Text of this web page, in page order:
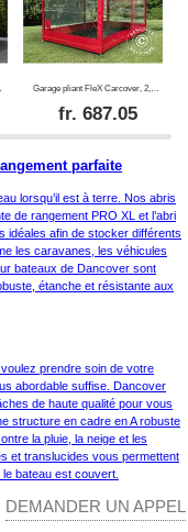
fr. 687.05
parfaite
lorsqu’il est à terre. Nos abris
de rangement PRO XL et l’abri
idéales afin de stocker différents
les caravanes, les véhicules
bateaux de Dancover sont
étanche et résistante aux
prendre soin de votre
abordable suffise. Dancover
de haute qualité pour vous
structure en cadre en A robuste
la pluie, la neige et les
et translucides vous permettent
bateau est couvert.
DEMANDER UN APPEL